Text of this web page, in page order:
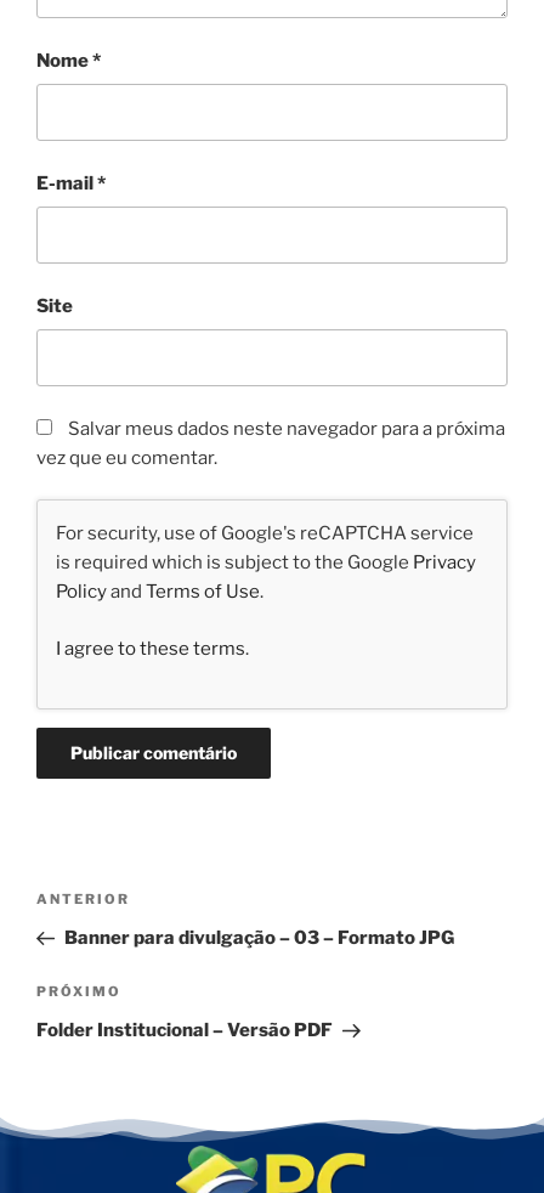
Nome*
E-mail*
Site
Salvar meus dados neste navegador para a próxima
vez que eu comentar.
For security, use of Google's reCAPTCHA service
is required which is subject to the Google Privacy
Policyand Terms of Use.
I agree to these terms.
ANTERIOR
Banner para divulgação – 03 – Formato JPG
PRÓXIMO
Folder Institucional – Versão PDF